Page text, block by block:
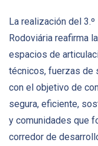
La realización del
Rodoviária reafirma
espacios de
técnicos, fuerzas de
con el objetivo de
segura, eficiente,
y comunidades que
corredor de